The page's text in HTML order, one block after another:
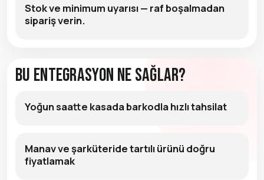
Stok ve minimum uyarısı — raf boşalmadan
sipariş verin.
Bu Entegrasyon Ne Sağlar?
Yoğun saatte kasada barkodla hızlı tahsilat
Manav ve şarküteride tartılı ürünü doğru
fiyatlamak